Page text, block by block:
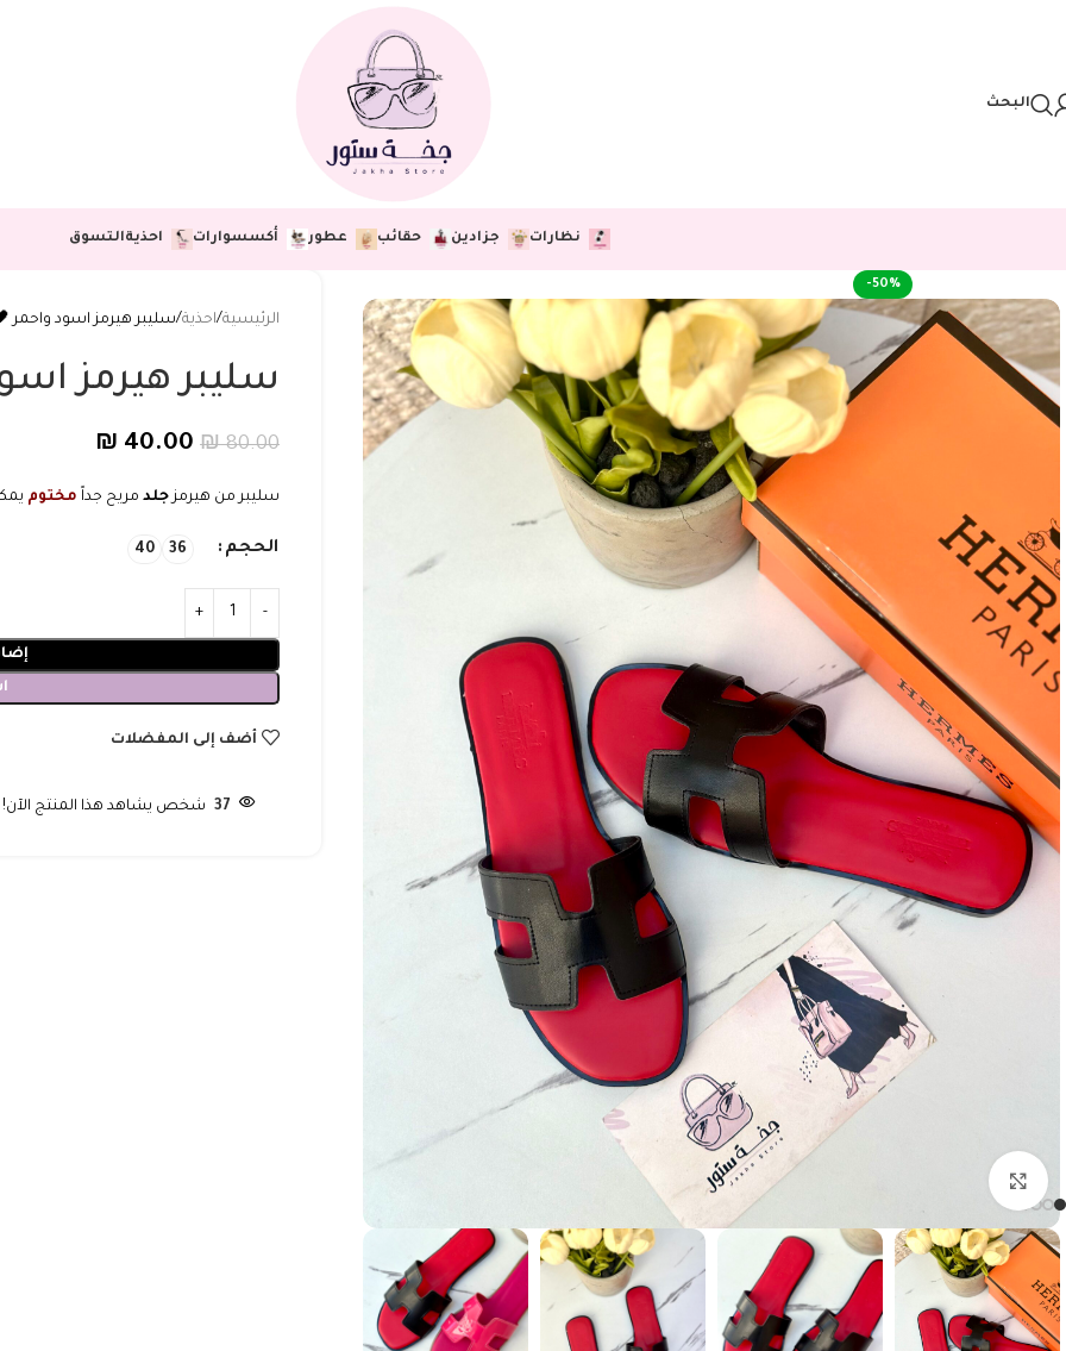
البحث
نظارات جزادين حقائب عطور أكسسوارات احذيةالتسوق
-50%
الرئيسية احذية سليبر هيرمز اسود واحمر
سليبر هيرمز
₪80.00
₪ 40.00
سليبر من هيرمزجلد مريح جداً مختوم
الحجم 36
40
أضف إلى المفضلات
37 شخص يشاهد هذا المنتج الآن!